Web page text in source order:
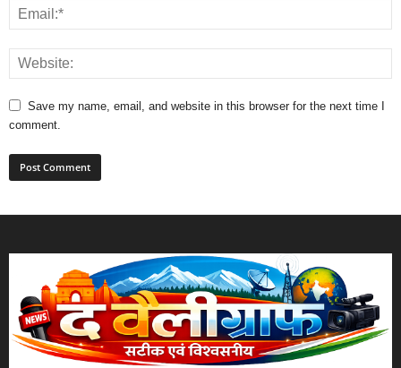
Save my name, email, and website in this browser for the next time I
comment.